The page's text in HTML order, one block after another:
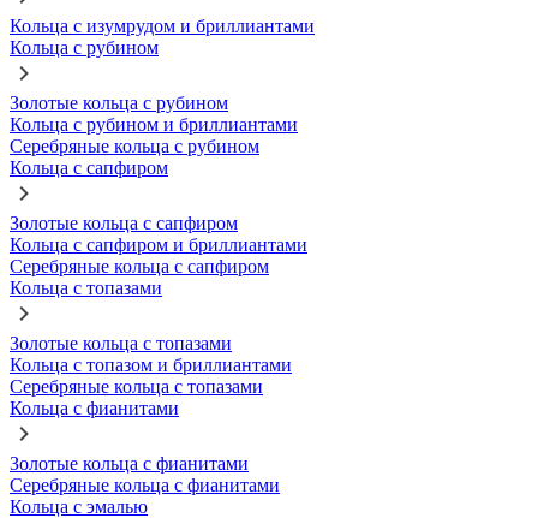
Кольца с изумрудом и бриллиантами
Кольца с рубином
Золотые кольца с рубином
Кольца с рубином и бриллиантами
Серебряные кольца с рубином
Кольца с сапфиром
Золотые кольца с сапфиром
Кольца с сапфиром и бриллиантами
Серебряные кольца с сапфиром
Кольца с топазами
Золотые кольца с топазами
Кольца с топазом и бриллиантами
Серебряные кольца с топазами
Кольца с фианитами
Золотые кольца с фианитами
Серебряные кольца с фианитами
Кольца с эмалью